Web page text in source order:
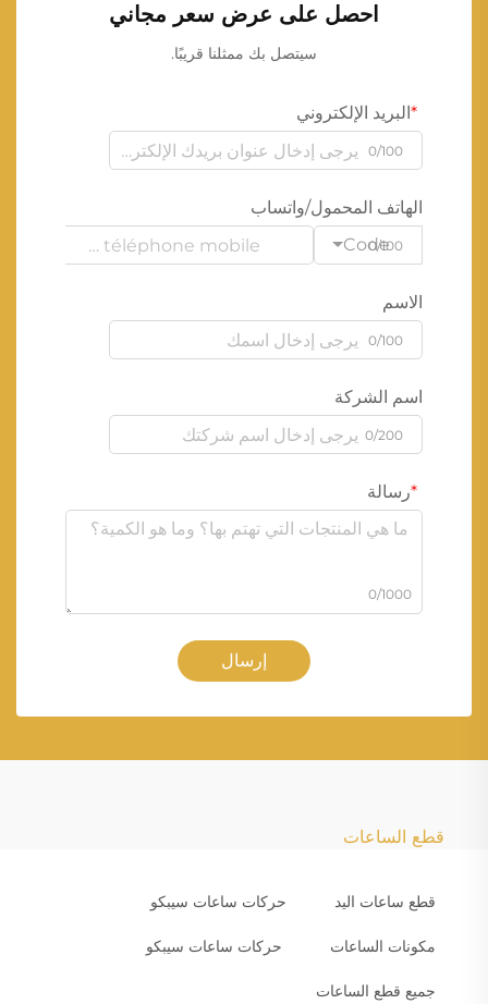
احصل على عرض سعر مجاني
سيتصل بك ممثلنا قريبًا.
البريد الإلكتروني
0/100
الهاتف المحمول/واتساب
Code
0/100
الاسم
0/100
اسم الشركة
0/200
رسالة
0/1000
إرسال
قطع الساعات
قطع ساعات اليد حركات ساعات سيبكو
مكونات الساعات حركات ساعات سيبكو
جميع قطع الساعات